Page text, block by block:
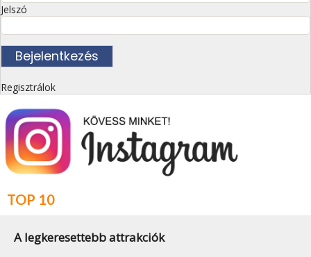
Jelszó
Regisztrálok
TOP 10
A legkeresettebb attrakciók